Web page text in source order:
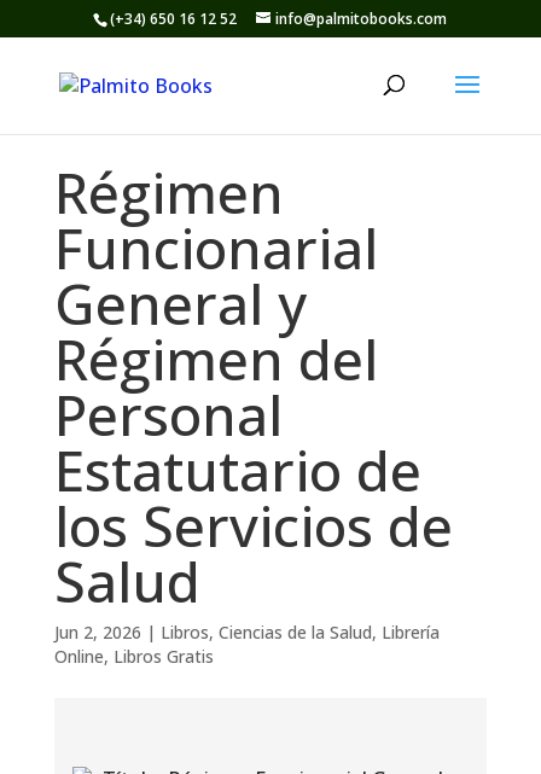
(+34) 650 16 12 52 info@palmitobooks.com
Régimen
Funcionarial
General y
Régimen del
Personal
Estatutario de
los Servicios de
Salud
Jun 2, 2026 | Libros, Ciencias de la Salud, Librería
Online, Libros Gratis